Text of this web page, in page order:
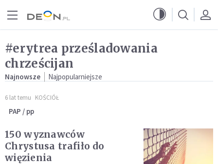
#erytrea prześladowania
chrześcijan
Najnowsze Najpopularniejsze
6 lat temu KOŚCIÓŁ
PAP / pp
150 wyznawców
Chrystusa trafiło do
więzienia